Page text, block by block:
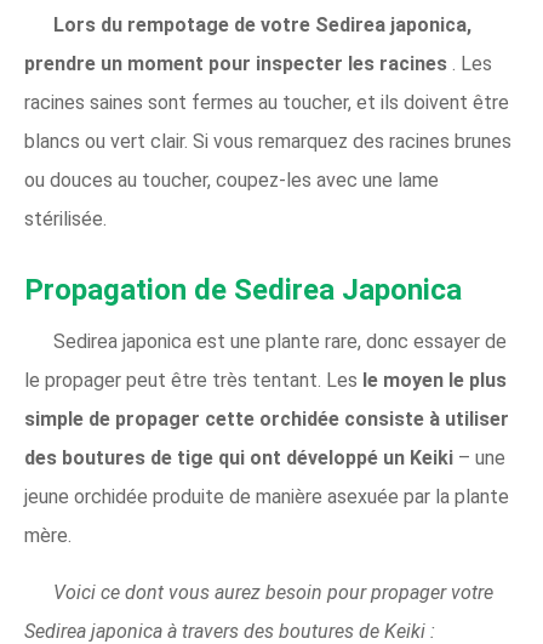
Lors du rempotage de votre Sedirea japonica,
prendre un moment pour inspecter les racines . Les
racines saines sont fermes au toucher, et ils doivent être
blancs ou vert clair. Si vous remarquez des racines brunes
ou douces au toucher, coupez-les avec une lame
stérilisée.
Propagation de Sedirea Japonica
Sedirea japonica est une plante rare, donc essayer de
le propager peut être très tentant. Les le moyen le plus
simple de propager cette orchidée consiste à utiliser
des boutures de tige qui ont développé un Keiki – une
jeune orchidée produite de manière asexuée par la plante
mère.
Voici ce dont vous aurez besoin pour propager votre
Sedirea japonica à travers des boutures de Keiki :